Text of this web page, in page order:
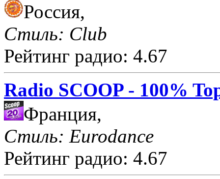
Россия,
Стиль: Club
Рейтинг радио: 4.67
Radio SCOOP - 100%
Франция,
Стиль: Eurodance
Рейтинг радио: 4.67